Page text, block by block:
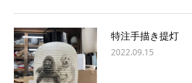
特注手描き提灯
2022.09.15